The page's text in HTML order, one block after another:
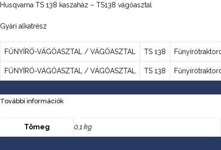
Husqvarna TS 138 kaszaház – TS138 vágóasztal
Gyári alkatrész
FŰNYÍRÓ-VÁGÓASZTAL / VÁGÓASZTAL TS 138
FŰNYÍRÓ-VÁGÓASZTAL / VÁGÓASZTAL TS 138
További információk
Tömeg 0,1 kg